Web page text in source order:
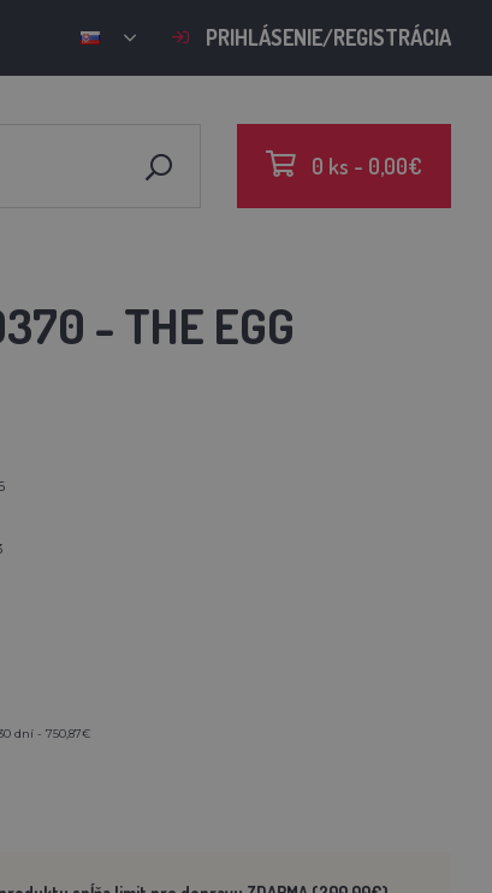
PRIHLÁSENIE/REGISTRÁCIA
0 ks - 0,00€
- THE EGG
dní - 750,87€